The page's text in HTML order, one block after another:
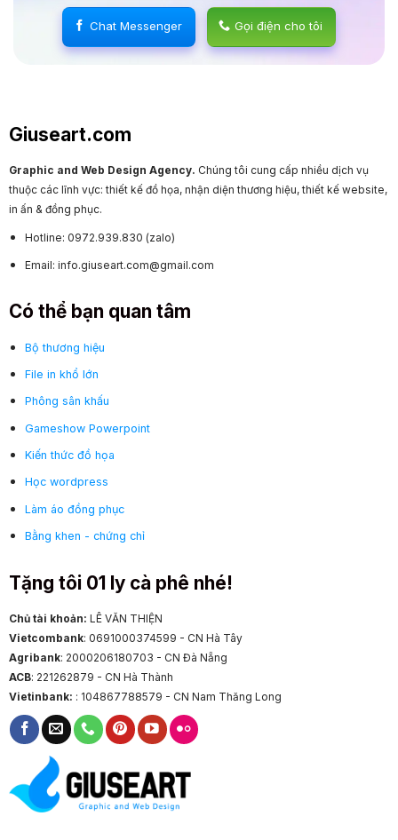
Chat Messenger Gọi điện cho tôi
Giuseart.com
Graphic and Web Design Agency. Chúng tôi cung cấp nhiều dịch vụ
thuộc các lĩnh vực: thiết kế đồ họa, nhận diện thương hiệu, thiết kế website,
in ấn & đồng phục.
Hotline: 0972.939.830 (zalo)
Email: info.giuseart.com@gmail.com
Có thể bạn quan tâm
Bộ thương hiệu
File in khổ lớn
Phông sân khấu
Gameshow Powerpoint
Kiến thức đồ họa
Học wordpress
Làm áo đồng phục
Bằng khen - chứng chỉ
Tặng tôi 01 ly cà phê nhé!
Chủ tài khoản: LÊ VĂN THIỆN
Vietcombank: 0691000374599 - CN Hà Tây
Agribank: 2000206180703 - CN Đà Nẵng
ACB: 221262879 - CN Hà Thành
Vietinbank: : 104867788579 - CN Nam Thăng Long